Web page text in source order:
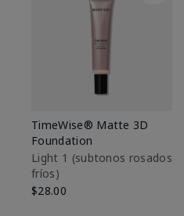
TimeWise® Matte 3D
Foundation
Light 1​ (subtonos rosados
fríos)
$28.00